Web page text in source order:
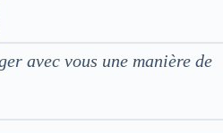
avec vous une manière de